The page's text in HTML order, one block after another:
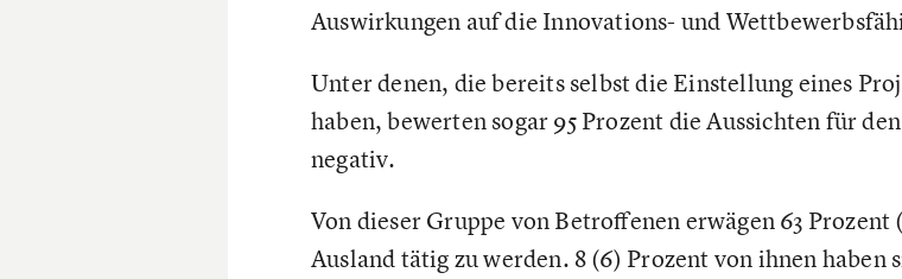
Auswirkungen auf die Innovations- und
Unter denen, die bereits selbst die Einstellung eines
haben, bewerten sogar 95 Prozent die Aussichten für
negativ.
Von dieser Gruppe von Betroffenen erwägen 63
Ausland tätig zu werden. 8 (6) Prozent von ihnen haben